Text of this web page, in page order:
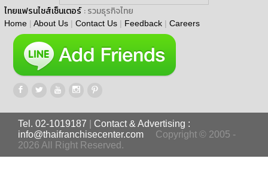
ไทยแฟรนไชส์เซ็นเตอร์ : รวมธุรกิจไทย
Home | About Us | Contact Us | Feedback | Careers
Tel. 02-1019187
Contact & Advertising :
info@thaifranchisecenter.com
Copyright © 2005 -
2026 All Right Reserved.